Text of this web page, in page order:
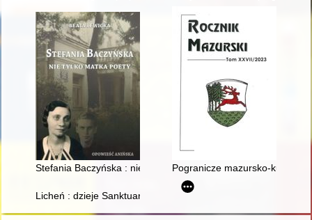
Stefania Baczyńska : nie tylko matka poety : opowieść anińska
Pogranicze mazursko-
Licheń : dzieje Sanktuarium Matki Bożej Licheńskiej Bolesnej